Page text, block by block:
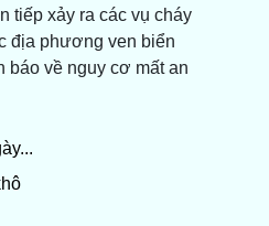
tiếp xảy ra các vụ cháy
địa phương ven biển
báo về nguy cơ mất an